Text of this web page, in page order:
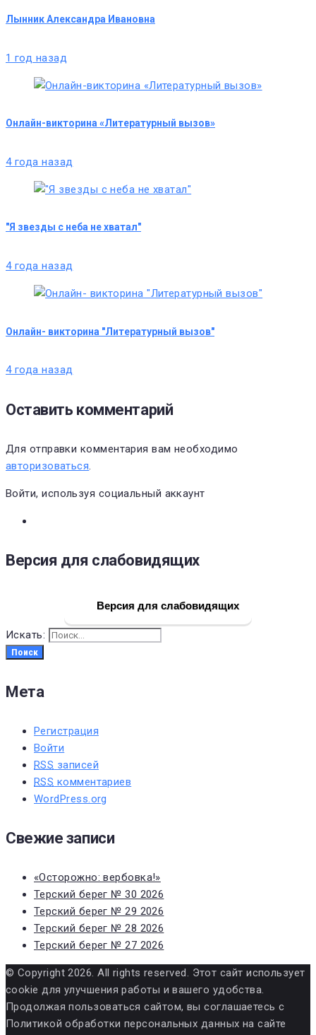
Лынник Александра Ивановна
1 год назад
Онлайн-викторина «Литературный вызов»
4 года назад
"Я звезды с неба не хватал"
4 года назад
Онлайн- викторина "Литературный вызов"
4 года назад
Оставить комментарий
Для отправки комментария вам необходимо
авторизоваться.
Войти, используя социальный аккаунт
Версия для слабовидящих
Версия для слабовидящих
Искать:
Поиск
Мета
Регистрация
Войти
RSS записей
RSS комментариев
WordPress.org
Свежие записи
«Осторожно: вербовка!»
Терский берег № 30 2026
Терский берег № 29 2026
Терский берег № 28 2026
Терский берег № 27 2026
© Copyright 2026. All rights reserved. Этот сайт использует
cookie для улучшения работы и вашего удобства.
Продолжая пользоваться сайтом, вы соглашаетесь с
Политикой обработки персональных данных на сайте